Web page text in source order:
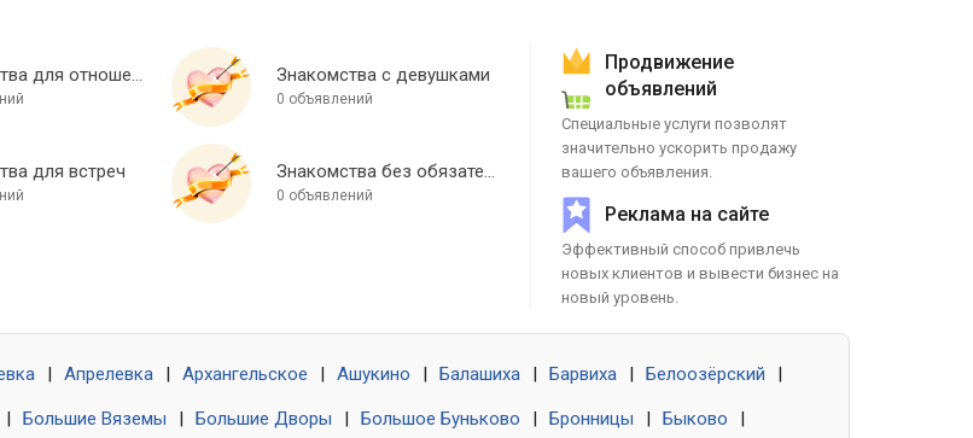
Знакомства для отношений Знакомства с девушками
0 объявлений
для встреч Знакомства без обязательств
0 объявлений
Продвижение
объявлений
Специальные услуги позволят
значительно ускорить продажу
вашего объявления.
Реклама на сайте
Эффективный способ привлечь
новых клиентов и вывести бизнес на
новый уровень.
Апрелевка Архангельское Ашукино Балашиха Барвиха Белоозёрский
Большие Вяземы Большие Дворы Большое Буньково Бронницы Быково